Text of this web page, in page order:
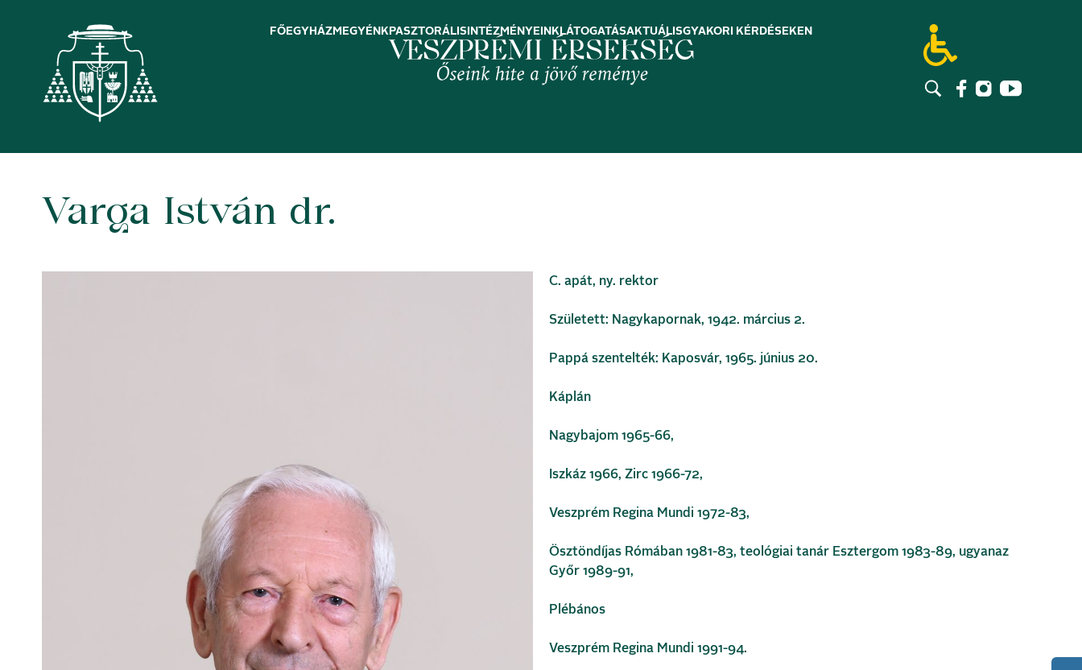
FŐEGYHÁZMEGYÉNK PASZTORÁLIS INTÉZMÉNYEINK LÁTOGATÁSAKTUÁLISGYAKORI KÉRDÉSEK EN
Varga István dr.
C. apát, ny. rektor
Született: Nagykapornak, 1942. március 2.
Pappá szentelték: Kaposvár, 1965. június 20.
Káplán
Nagybajom 1965-66,
Iszkáz 1966, Zirc 1966-72,
Veszprém Regina Mundi 1972-83,
Ösztöndíjas Rómában 1981-83, teológiai tanár Esztergom 1983-89, ugyanaz
Győr 1989-91,
Plébános
Veszprém Regina Mundi 1991-94.